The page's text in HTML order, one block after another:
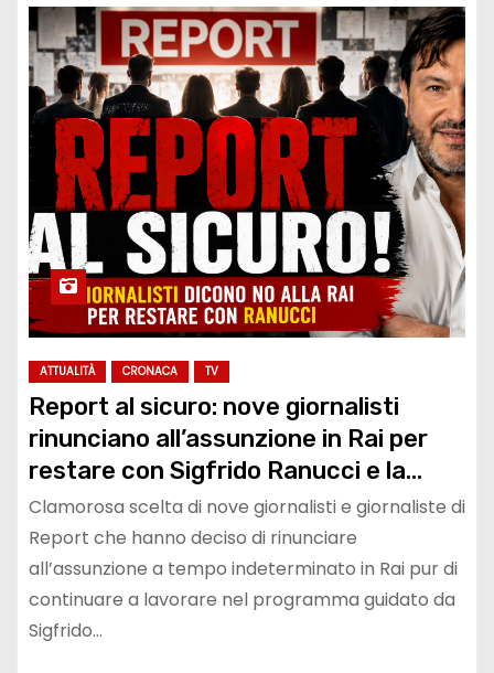
ATTUALITÀ CRONACA TV
Report al sicuro: nove giornalisti
rinunciano all’assunzione in Rai per
restare con Sigfrido Ranucci e la
squadra d’inchiesta di Rai3
Clamorosa scelta di nove giornalisti e giornaliste di
Report che hanno deciso di rinunciare
all’assunzione a tempo indeterminato in Rai pur di
continuare a lavorare nel programma guidato da
Sigfrido…